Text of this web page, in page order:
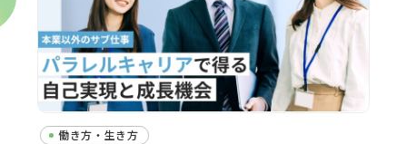
働き方・生き方